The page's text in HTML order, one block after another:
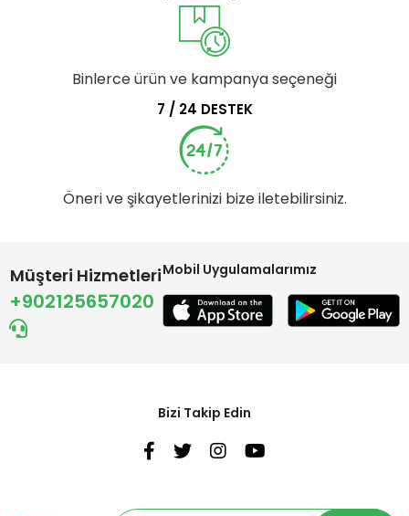
Binlerce ürün ve kampanya seçeneği
7 / 24 DESTEK
Öneri ve şikayetlerinizi bize iletebilirsiniz.
Müşteri Hizmetleri
+902125657020
Mobil Uygulamalarımız
Bizi Takip Edin